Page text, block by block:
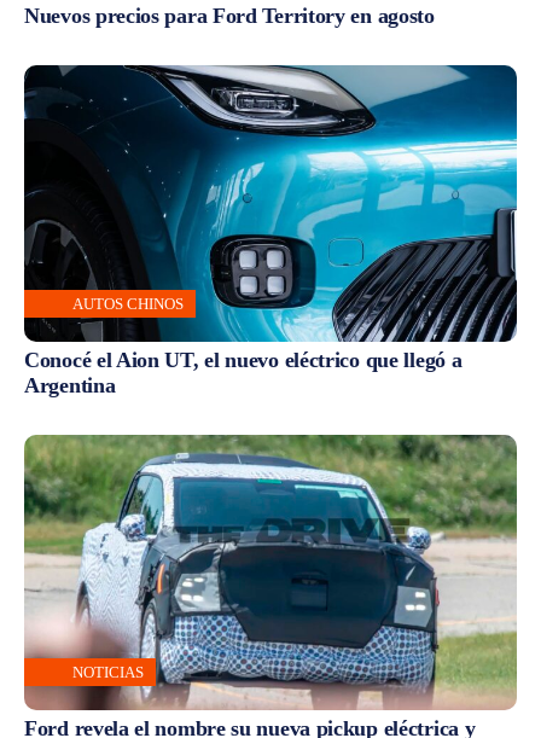
Nuevos precios para Ford Territory en agosto
AUTOS CHINOS
Conocé el Aion UT, el nuevo eléctrico que llegó a
Argentina
NOTICIAS
Ford revela el nombre su nueva pickup eléctrica y